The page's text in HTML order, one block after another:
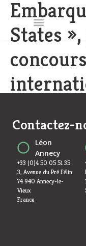
States
Contactez-
Léon
Annecy
+33 (0)4 50 05 51 35
3, Avenue du Pré Félin
74 940 Annecy-le-
Vieux
France